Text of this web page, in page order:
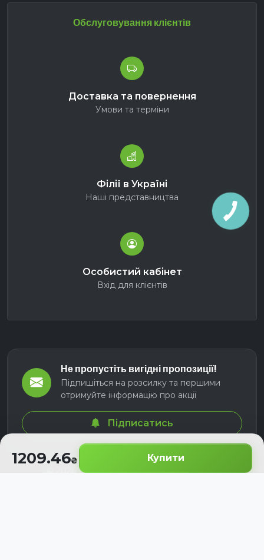
1209.46 Купити
Обслуговування клієнтів
Доставка та повернення
Умови та терміни
Філії в Україні
Наші представництва
Особистий кабінет
Вхід для клієнтів
Не пропустіть вигідні пропозиції!
Підпишіться на розсилку та першими
отримуйте інформацію про акції
Підписатись
© 2026 СЕЛМ АГРО. Всі права захищені.